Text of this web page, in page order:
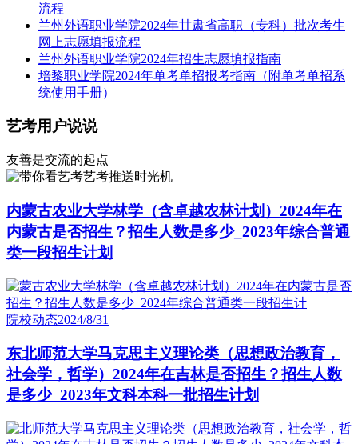
流程
兰州外语职业学院2024年甘肃省高职（专科）批次考生
网上志愿填报流程
兰州外语职业学院2024年招生志愿填报指南
培黎职业学院2024年单考单招报考指南（附单考单招系
统使用手册）
艺考用户说说
友善是交流的起点
艺考推送时光机
内蒙古农业大学林学（含卓越农林计划）2024年在
内蒙古是否招生？招生人数是多少_2023年综合普通
类一段招生计划
院校动态2024/8/31
东北师范大学马克思主义理论类（思想政治教育，
社会学，哲学）2024年在吉林是否招生？招生人数
是多少_2023年文科本科一批招生计划